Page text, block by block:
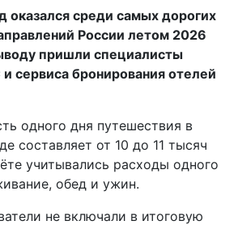
оказался среди самых дорогих
России летом 2026
пришли специалисты
сервиса бронирования отелей
одного дня путешествия в
составляет от 10 до 11 тысяч
учитывались расходы одного
обед и ужин.
не включали в итоговую